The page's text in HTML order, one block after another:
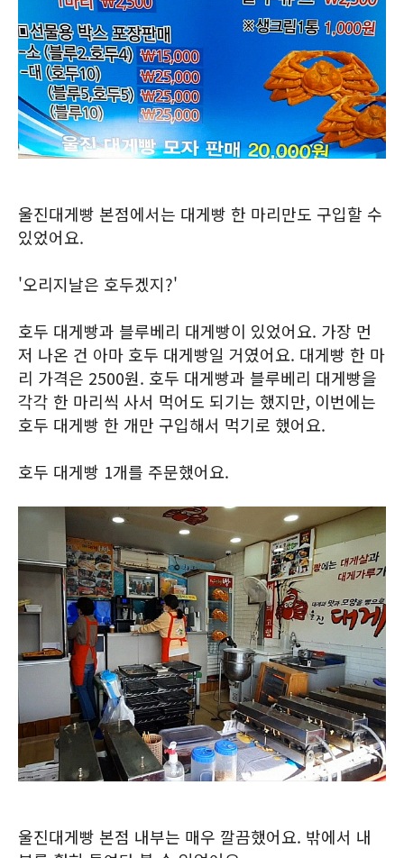
울진대게빵 본점에서는 대게빵 한 마리만도 구입할 수
있었어요.
'오리지날은 호두겠지?'
호두 대게빵과 블루베리 대게빵이 있었어요. 가장 먼
저 나온 건 아마 호두 대게빵일 거였어요. 대게빵 한 마
리 가격은 2500원. 호두 대게빵과 블루베리 대게빵을
각각 한 마리씩 사서 먹어도 되기는 했지만, 이번에는
호두 대게빵 한 개만 구입해서 먹기로 했어요.
호두 대게빵 1개를 주문했어요.
울진대게빵 본점 내부는 매우 깔끔했어요. 밖에서 내